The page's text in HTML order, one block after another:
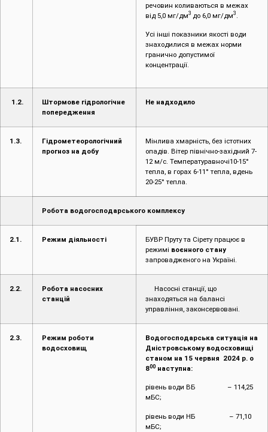
речовин коливаються в межах
від 5,0 мг/дм3 до 6,0 мг/дм3
Усі інші показники якості води
знаходилися в межах норми
гранично допустимої
концентрації.
1.2.
Штормове гідрологічне
попередження
Не надходило
1.3.
Гідрометеорологічний
прогноз на добу
Мінлива хмарність, без істотних
опадів. Вітер північно-західний 7-
12 м/с. Температуравночі10-15°
тепла, в горах 6-11° тепла, вдень
20-25° тепла.
Робота водогосподарського комплексу
2.1. Режим діяльності
БУВР Пруту та Сірету працює в
режимі воєнного стану
запровадженого на Україні.
2.2.
Робота насосних
станцій
Насосні станції, що
знаходяться на балансі
управління, законсервовані.
2.3.
Режим роботи
водосховищ
Водогосподарська ситуація на
Дністровському водосховищі
станом на 15 червня 2024 р. о
800 наступна:
рівень води ВБ – 114,25
мБС;
рівень води НБ – 71,10
мБС;